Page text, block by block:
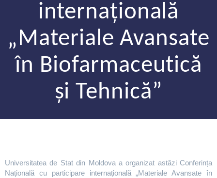
internațională
„Materiale Avansate
în Biofarmaceutică
și Tehnică”
Universitatea de Stat din Moldova a organizat astăzi Conferința
Națională cu participare internațională „Materiale Avansate în